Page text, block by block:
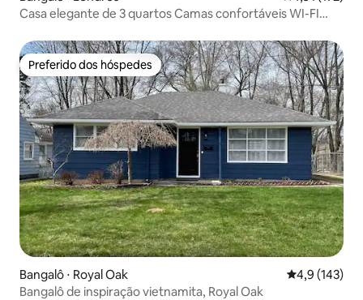
Casa elegante de 3 quartos Camas confortáveis WI-FI
Preferido dos hóspedes
Preferido dos hóspedes
Bangalô ⋅ Royal Oak 4,9 de uma
4,9 (143)
Bangalô de inspiração vietnamita, Royal Oak